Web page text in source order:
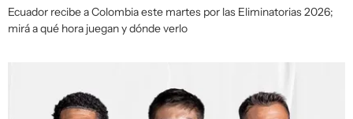
Ecuador recibe a Colombia este martes por las Eliminatorias 2026;
mirá a qué hora juegan y dónde verlo